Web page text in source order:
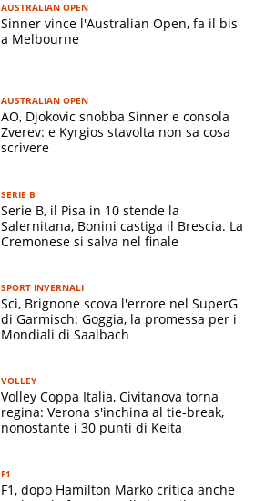
AUSTRALIAN OPEN
Sinner vince l'Australian Open, fa il bis
a Melbourne
AUSTRALIAN OPEN
AO, Djokovic snobba Sinner e consola
Zverev: e Kyrgios stavolta non sa cosa
scrivere
SERIE B
Serie B, il Pisa in 10 stende la
Salernitana, Bonini castiga il Brescia. La
Cremonese si salva nel finale
SPORT INVERNALI
Sci, Brignone scova l'errore nel SuperG
di Garmisch: Goggia, la promessa per i
Mondiali di Saalbach
VOLLEY
Volley Coppa Italia, Civitanova torna
regina: Verona s'inchina al tie-break,
nonostante i 30 punti di Keita
F1
F1, dopo Hamilton Marko critica anche